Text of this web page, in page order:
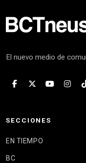
El nuevo medio de
SECCIONES
EN TIEMPO
BC